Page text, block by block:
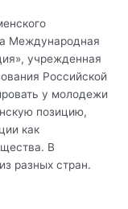
Международная
учрежденная
Российской
у молодежи
позицию,
как
В
разных стран.